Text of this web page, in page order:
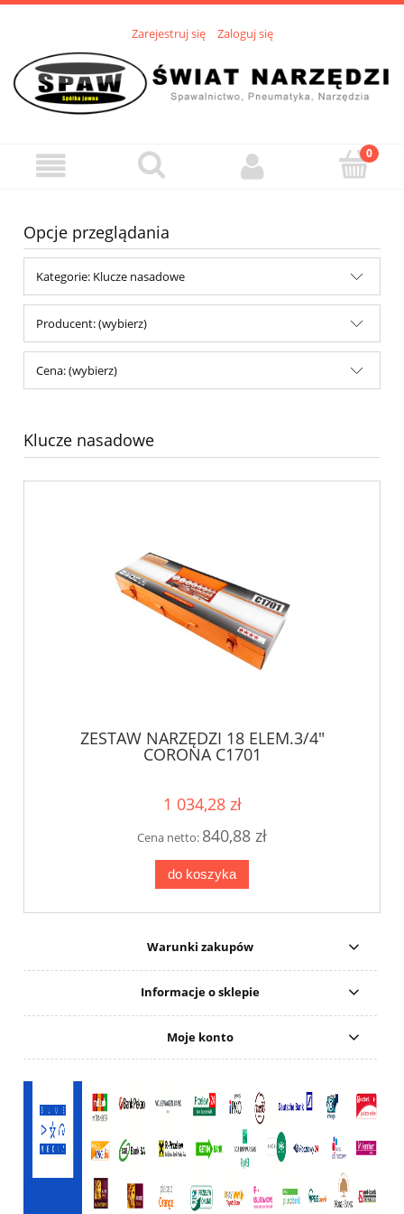
Zarejestruj się Zaloguj się
Opcje przeglądania
Kategorie: Klucze nasadowe
Producent: (wybierz)
Cena: (wybierz)
Klucze nasadowe
ZESTAW NARZĘDZI 18 ELEM.3/4"
CORONA C1701
1 034,28 zł
Cena netto: 840,88 zł
do koszyka
Warunki zakupów
Informacje o sklepie
Moje konto